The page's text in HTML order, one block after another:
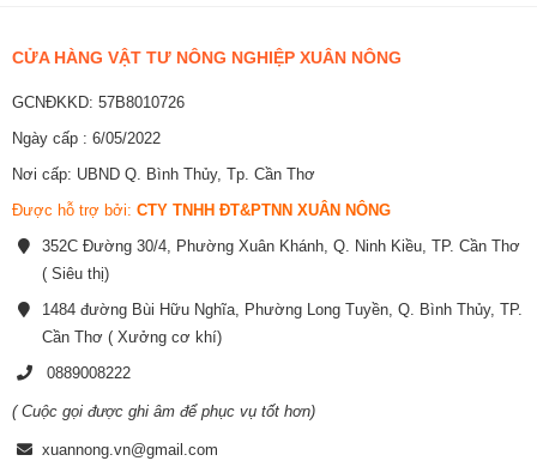
CỬA HÀNG VẬT TƯ NÔNG NGHIỆP XUÂN NÔNG
GCNĐKKD: 57B8010726
Ngày cấp : 6/05/2022
Nơi cấp: UBND Q. Bình Thủy, Tp. Cần Thơ
Được hỗ trợ bởi: CTY TNHH ĐT&PTNN XUÂN NÔNG
352C Đường 30/4, Phường Xuân Khánh, Q. Ninh Kiều, TP. Cần Thơ
( Siêu thị)
1484 đường Bùi Hữu Nghĩa, Phường Long Tuyền, Q. Bình Thủy, TP.
Cần Thơ ( Xưởng cơ khí)
0889008222
( Cuộc gọi được ghi âm để phục vụ tốt hơn)
xuannong.vn@gmail.com